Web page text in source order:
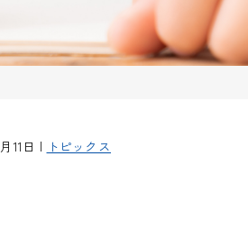
11日 | トピックス